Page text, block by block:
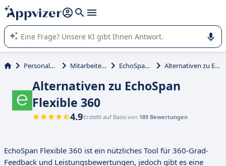
beantworten (mehrere Zeilen mit
Die KI von Appvizer führt Sie bei der Nutzung oder Auswahl
von SaaS-Software in Unternehmen.
Personalmanagement Mitarbeiterengagement EchoSpan Flexible 360 Alternativen zu EchoSpan Flexible 360
Alternativen zu EchoSpan
Flexible 360
4.9Erstellt auf Basis von 189 Bewertungen
EchoSpan Flexible 360 ist ein nützliches Tool für 360-Grad-
Feedback und Leistungsbewertungen, jedoch gibt es eine